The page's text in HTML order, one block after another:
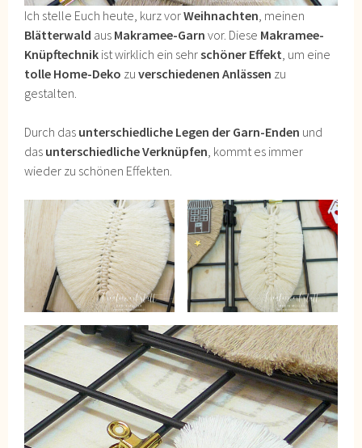
Ich stelle Euch heute, kurz vorWeihnachten , meinen
Blätterwald aus Makramee-Garnvor. Diese Makramee-
Knüpftechnik ist wirklich ein sehrschöner Effekt , um eine
tolle Home-Deko zuverschiedenen Anlässen zu
gestalten.
Durch das unterschiedliche Legen der Garn-Enden und
das unterschiedliche Verknüpfen , kommt es immer
wieder zu schönen Effekten.